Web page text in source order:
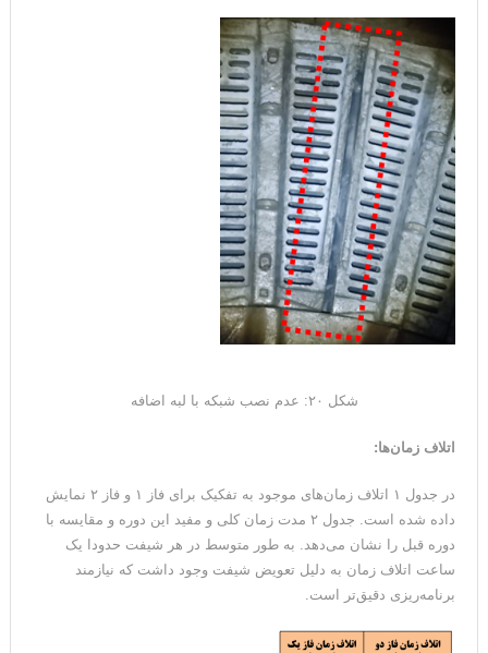
شکل ۲۰: عدم نصب شبکه با لبه اضافه
اتلاف زمان‌ها:
در جدول ۱ اتلاف زمان‌های موجود به تفکیک برای فاز ۱ و فاز ۲ نمایش
داده شده است. جدول ۲ مدت زمان کلی و مفید این دوره و مقایسه با
دوره قبل را نشان می‌دهد. به طور متوسط در هر شیفت حدودا یک
ساعت اتلاف زمان به دلیل تعویض شیفت وجود داشت که نیازمند
برنامه‌ریزی دقیق‌تر است.